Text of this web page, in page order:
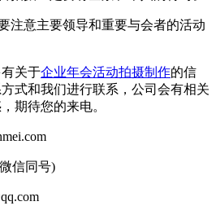
意主要领导和重要与会者的活动
关于企业年会活动拍摄制作的信
式和我们进行联系，公司会有相关
期待您的来电。
信同号)